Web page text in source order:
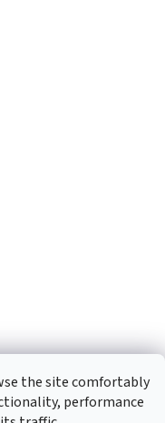
the site comfortably
performance